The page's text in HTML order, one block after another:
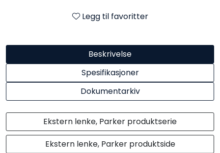
Legg til favoritter
Beskrivelse
Spesifikasjoner
Dokumentarkiv
Ekstern lenke, Parker produktserie
Ekstern lenke, Parker produktside